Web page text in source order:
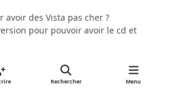
avoir des Vista pas cher ?
pour pouvoir avoir le cd et
pas VIsta ?
mais sans Dx10
Rechercher Menu